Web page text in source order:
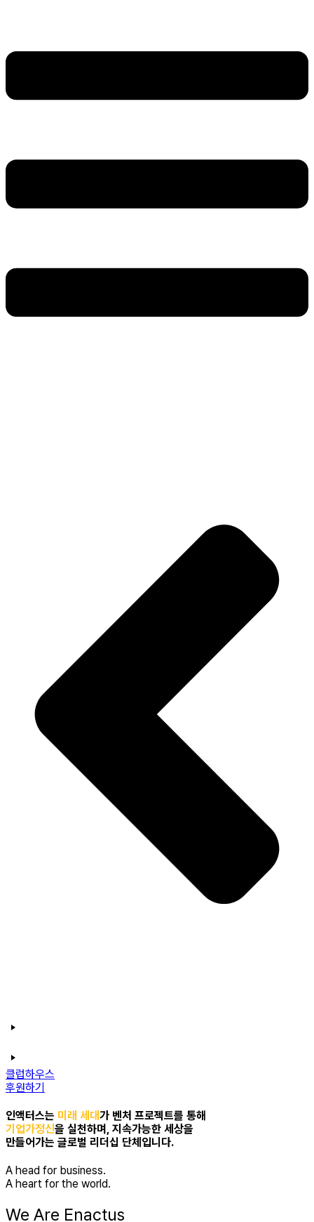
클럽하우스
후원하기
인액터스는 미래 세대가 벤처 프로젝트를 통해
기업가정신을 실천하며, 지속가능한 세상을
만들어가는 글로벌 리더십 단체입니다.
A head for business.
A heart for the world.
We Are Enactus